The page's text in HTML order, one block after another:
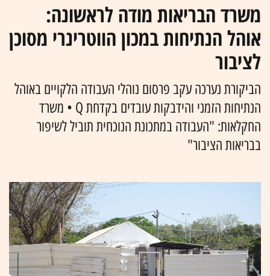
משרד הבריאות מודה לראשונה:
אוהל הנתיחות במכון הווטרינרי מסוכן
לציבור
הביקורת נערכה עקב פרסום נוהלי העבודה הלקויים באוהל
הנתיחות הזמני והידבקות עובדים בקדחת Q • משרד
החקלאות: "העבודה במתכונת הנוכחית תוביל לשיפור
בבריאות הציבור"